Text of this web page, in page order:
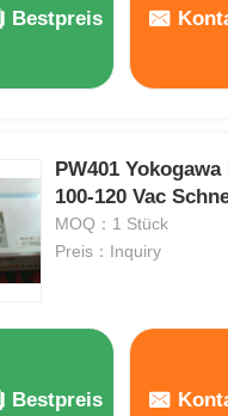
Bestpreis
PW401
100-120 Vac
MOQ：1 Stück
Preis：Inquiry
Bestpreis